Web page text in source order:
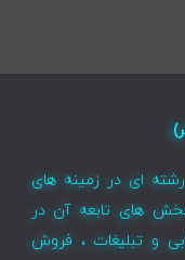
ای در زمینه های
های تابعه آن در
و تبلیغات ، فروش